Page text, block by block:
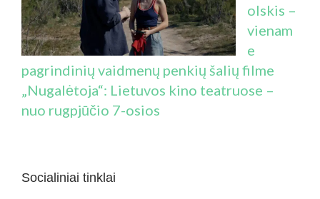
olskis –
vienam
e
pagrindinių vaidmenų penkių šalių filme
„Nugalėtoja“: Lietuvos kino teatruose –
nuo rugpjūčio 7-osios
Socialiniai tinklai